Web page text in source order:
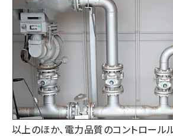
以上のほか、電力品質のコントロール